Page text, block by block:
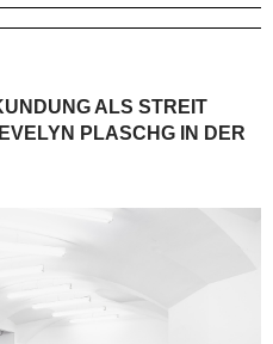
ALS STREIT
PLASCHG IN DER